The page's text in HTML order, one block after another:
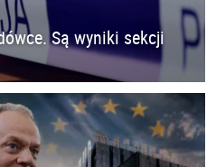
Są wyniki sekcji